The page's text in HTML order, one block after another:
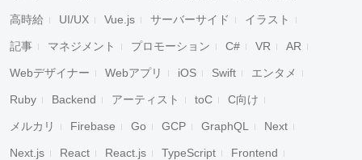
高時給 UI/UX Vue.js サーバーサイド イラスト
記事 マネジメント プロモーション C# VR AR
Webデザイナー Webアプリ iOS Swift エンタメ
Ruby Backend アーティスト toC C向け
メルカリ Firebase Go GCP GraphQL Next
Next.js React React.js TypeScript Frontend